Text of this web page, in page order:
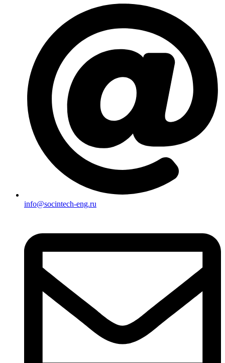
info@socintech-eng.ru